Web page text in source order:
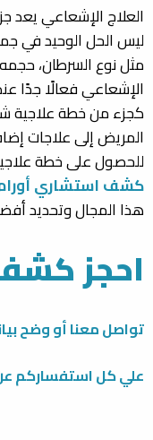
العلاج الإشعاعي يعد
ليس الحل الوحيد في
مثل نوع السرطان،
الإشعاعي فعالًا جدًا
كجزء من خطة علاجية
المريض إلى علاجات
للحصول على خطة
كشف استشاري أورام
هذا المجال وتحديد
احجز
تواصل معنا أو وضح
علي كل استفساركم